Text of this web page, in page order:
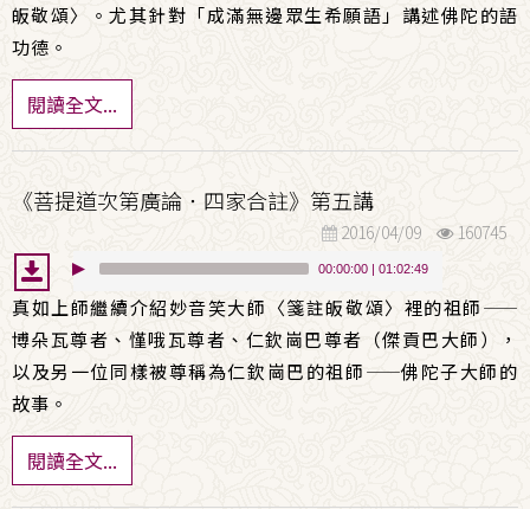
皈敬頌〉。尤其針對「成滿無邊眾生希願語」講述佛陀的語
功德。
閱讀全文...
《菩提道次第廣論．四家合註》第五講
2016/04/09 160745
00:00:00 | 01:02:49
真如上師繼續介紹妙音笑大師〈箋註皈敬頌〉裡的祖師——
博朵瓦尊者、慬哦瓦尊者、仁欽崗巴尊者（傑貢巴大師），
以及另一位同樣被尊稱為仁欽崗巴的祖師——佛陀子大師的
故事。
閱讀全文...